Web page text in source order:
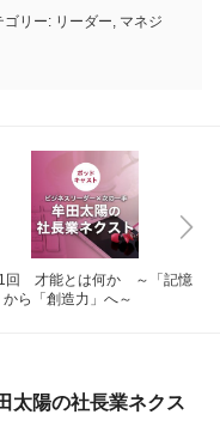
ゴリー: リーダー マネジ
回 才能とは何か ～「記憶
から「創造力」へ～
太陽の社長業ネクス